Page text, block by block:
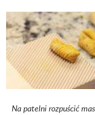
Na patelni rozpuścić